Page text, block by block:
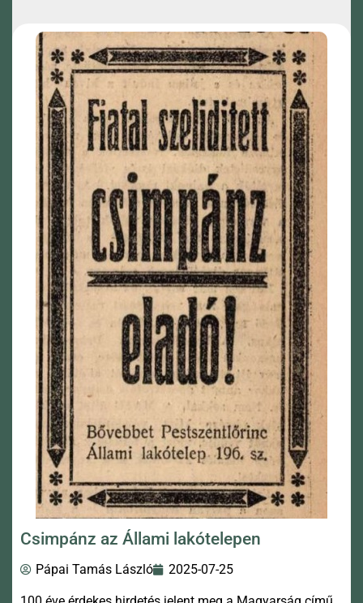
Csimpánz az Állami lakótelepen
Pápai Tamás László 2025-07-25